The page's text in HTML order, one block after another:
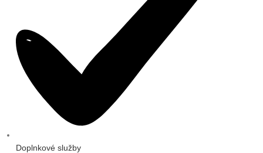
Doplnkové služby